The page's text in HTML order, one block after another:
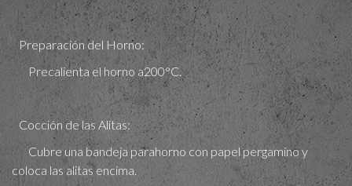
Preparación del Horno:
Precalienta el horno a200°C.
Cocción de las Alitas:
Cubre una bandeja parahorno con papel pergamino y
coloca las alitas encima.